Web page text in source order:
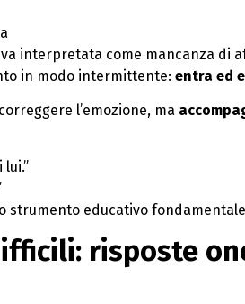
interpretata come mancanza di
in modo intermittente: entra ed
l’emozione, ma
strumento educativo
risposte